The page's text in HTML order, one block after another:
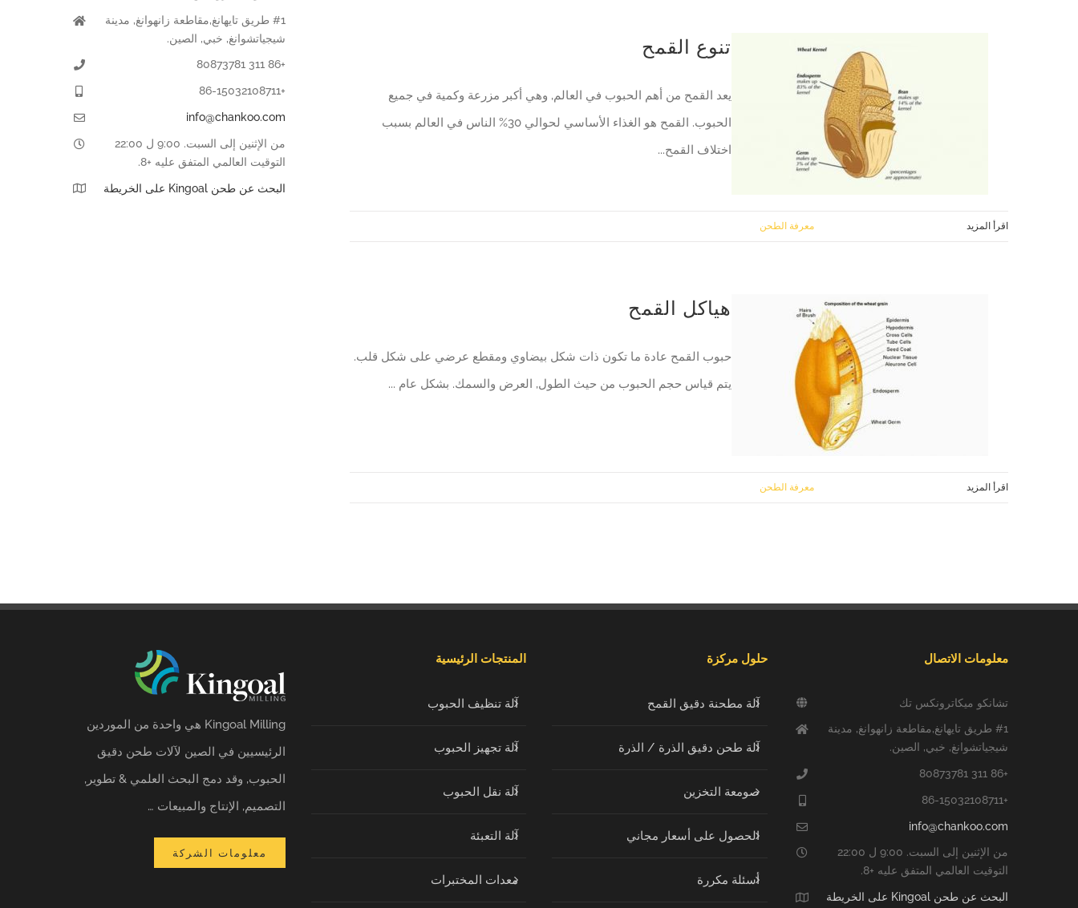
تنوع القمح
يعد القمح من أهم الحبوب في العالم, وهي أكبر مزرعة وكمية في جميع
الحبوب. القمح هو الغذاء الأساسي لحوالي 30% الناس في العالم بسبب
اختلاف القمح...
معرفة الطحن اقرأ المزيد
هياكل القمح
حبوب القمح عادة ما تكون ذات شكل بيضاوي ومقطع عرضي على شكل قلب.
يتم قياس حجم الحبوب من حيث الطول, العرض والسمك. بشكل عام ...
معرفة الطحن اقرأ المزيد
#1 طريق تايهانغ,مقاطعة زانهوانغ, مدينة
شيجياتشوانغ, خبي, الصين.
+86 311 80873781
+86-15032108711
info@chankoo.com
من الإثنين إلى السبت. 9:00 ل 22:00
التوقيت العالمي المتفق عليه +8.
البحث عن طحن Kingoal على الخريطة
Kingoal Milling هي واحدة من الموردين
الرئيسيين في الصين لآلات طحن دقيق
الحبوب, وقد دمج البحث العلمي & تطوير,
التصميم, الإنتاج والمبيعات …
معلومات الشركة
المنتجات الرئيسية
آلة تنظيف الحبوب
آلة تجهيز الحبوب
آلة نقل الحبوب
آلة التعبئة
معدات المختبرات
حلول مركزة
آلة مطحنة دقيق القمح
آلة طحن دقيق الذرة / الذرة
صومعة التخزين
الحصول على أسعار مجاني
أسئلة مكررة
معلومات الاتصال
تشانكو ميكاترونكس تك
#1 طريق تايهانغ,مقاطعة زانهوانغ, مدينة
شيجياتشوانغ, خبي, الصين.
+86 311 80873781
+86-15032108711
info@chankoo.com
من الإثنين إلى السبت. 9:00 ل 22:00
التوقيت العالمي المتفق عليه +8.
البحث عن طحن Kingoal على الخريطة